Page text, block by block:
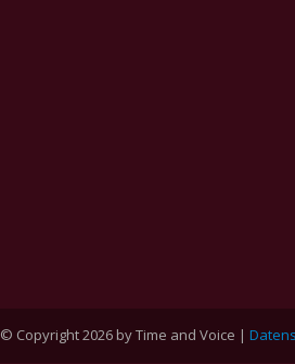
© Copyright 2026 by Time and Voice |